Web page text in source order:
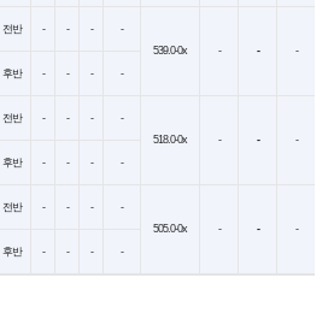
전반 - - -
-
539.0-0x
- -
-
후반
- - - -
전반 - - -
-
518.0-0x
- -
-
후반
- - - -
전반 - - -
-
505.0-0x
- -
-
후반
- - - -